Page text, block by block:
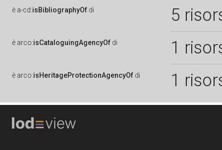
è a-cd:isBibliographyOf di 5
è arco:isCataloguingAgencyOf di 1
è arco:isHeritageProtectionAgencyOf di 1